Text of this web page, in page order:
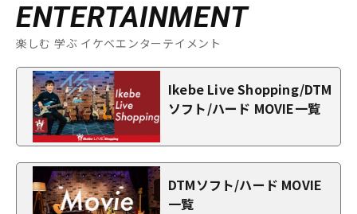
ENTERTAINMENT
楽しむ 学ぶ イケベエンターテイメント
Ikebe Live Shopping/DTM
ソフト/ハード MOVIE一覧
DTMソフト/ハード MOVIE
一覧